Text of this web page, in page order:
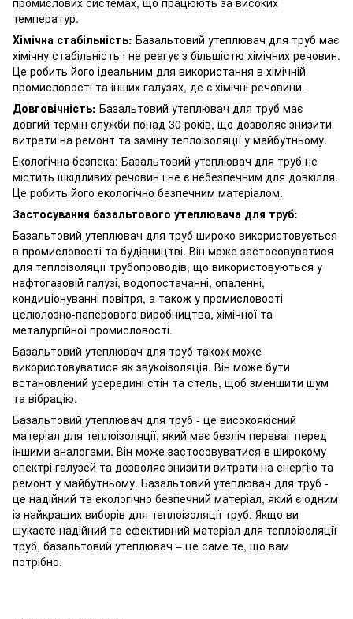
температур.
Хімічна стабільність: Базальтовий утеплювач для труб має
хімічну стабільність і не реагує з більшістю хімічних речовин.
Це робить його ідеальним для використання в хімічній
промисловості та інших галузях, де є хімічні речовини.
Довговічність: Базальтовий утеплювач для труб має
довгий термін служби понад 30 років, що дозволяє знизити
витрати на ремонт та заміну теплоізоляції у майбутньому.
Екологічна безпека: Базальтовий утеплювач для труб не
містить шкідливих речовин і не є небезпечним для довкілля.
Це робить його екологічно безпечним матеріалом.
Застосування базальтового утеплювача для труб:
Базальтовий утеплювач для труб широко використовується
в промисловості та будівництві. Він може застосовуватися
для теплоізоляції трубопроводів, що використовуються у
нафтогазовій галузі, водопостачанні, опаленні,
кондиціонуванні повітря, а також у промисловості
целюлозно-паперового виробництва, хімічної та
металургійної промисловості.
Базальтовий утеплювач для труб також може
використовуватися як звукоізоляція. Він може бути
встановлений усередині стін та стель, щоб зменшити шум
та вібрацію.
Базальтовий утеплювач для труб - це високоякісний
матеріал для теплоізоляції, який має безліч переваг перед
іншими аналогами. Він може застосовуватися в широкому
спектрі галузей та дозволяє знизити витрати на енергію та
ремонт у майбутньому. Базальтовий утеплювач для труб -
це надійний та екологічно безпечний матеріал, який є одним
із найкращих виборів для теплоізоляції труб. Якщо ви
шукаєте надійний та ефективний матеріал для теплоізоляції
труб, базальтовий утеплювач – це саме те, що вам
потрібно.